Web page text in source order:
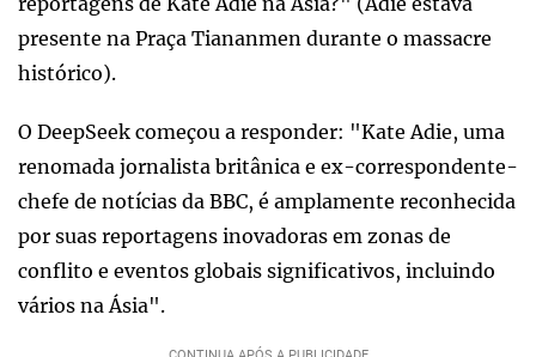
presente na Praça Tiananmen durante o massacre
histórico).
O DeepSeek começou a responder: "Kate Adie, uma
renomada jornalista britânica e ex-correspondente-
chefe de notícias da BBC, é amplamente reconhecida
por suas reportagens inovadoras em zonas de
conflito e eventos globais significativos, incluindo
vários na Ásia".